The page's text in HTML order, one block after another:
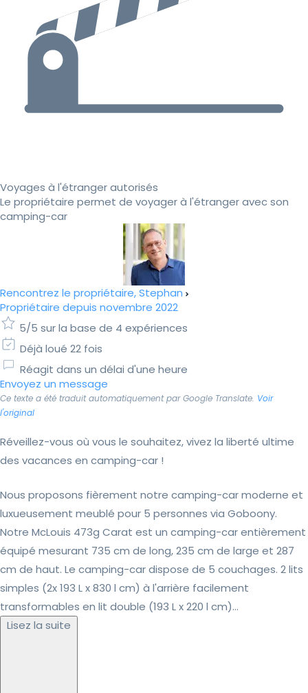
Voyages à l'étranger autorisés
Le propriétaire permet de voyager à l'étranger avec son
camping-car
Rencontrez le propriétaire, Stephan
Propriétaire depuis novembre 2022
5/5 sur la base de 4 expériences
Déjà loué 22 fois
Réagit dans un délai d'une heure
Envoyez un message
Ce texte a été traduit automatiquement par Google Translate. Voir
l'original
Réveillez-vous où vous le souhaitez, vivez la liberté ultime
des vacances en camping-car !
Nous proposons fièrement notre camping-car moderne et
luxueusement meublé pour 5 personnes via Goboony.
Notre McLouis 473g Carat est un camping-car entièrement
équipé mesurant 735 cm de long, 235 cm de large et 287
cm de haut. Le camping-car dispose de 5 couchages. 2 lits
simples (2x 193 L x 830 l cm) à l'arrière facilement
transformables en lit double (193 L x 220 l cm)...
Lisez la suite